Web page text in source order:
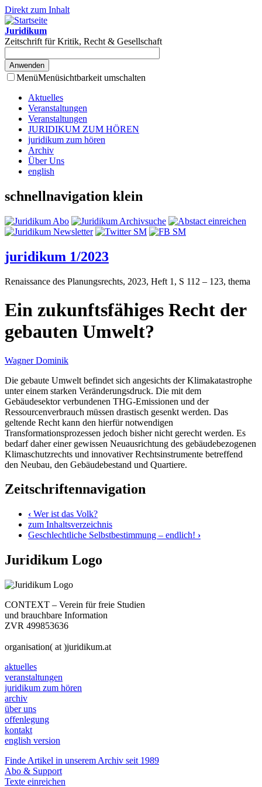
Direkt zum Inhalt
Juridikum
Zeitschrift für Kritik, Recht & Gesellschaft
MenüMenüsichtbarkeit umschalten
Aktuelles
Veranstaltungen
Veranstaltungen
JURIDIKUM ZUM HÖREN
juridikum zum hören
Archiv
Über Uns
english
schnellnavigation klein
juridikum 1/2023
Renaissance des Planungsrechts, 2023, Heft 1, S 112 – 123, thema
Ein zukunftsfähiges Recht der
gebauten Umwelt?
Wagner Dominik
Die gebaute Umwelt befindet sich angesichts der Klimakatastrophe
unter einem starken Veränderungsdruck. Die mit dem
Gebäudesektor verbundenen THG-Emissionen und der
Ressourcenverbrauch müssen drastisch gesenkt werden. Das
geltende Recht kann den hierfür notwendigen
Transformationsprozessen jedoch bisher nicht gerecht werden. Es
bedarf daher einer gewissen Neuausrichtung des gebäudebezogenen
Klimaschutzrechts und innovativer Rechtsinstrumente betreffend
den Neubau, den Gebäudebestand und Quartiere.
Zeitschriftennavigation
‹ Wer ist das Volk?
zum Inhaltsverzeichnis
Geschlechtliche Selbstbestimmung – endlich! ›
Juridikum Logo
CONTEXT – Verein für freie Studien
und brauchbare Information
ZVR 499853636
organisation( at )juridikum.at
aktuelles
veranstaltungen
juridikum zum hören
archiv
über uns
offenlegung
kontakt
english version
Finde Artikel in unserem Archiv seit 1989
Abo & Support
Texte einreichen